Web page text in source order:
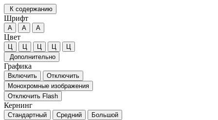
К содержанию
Шрифт
А А А
Цвет
Ц Ц Ц Ц
Ц
Дополнительно
Графика
Включить
Отключить
Монохромные изображения
Отключить Flash
Кернинг
Стандартный Средний Большой